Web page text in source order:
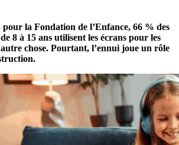
la Fondation de l’Enfance, 66 % des
8 à 15 ans utilisent les écrans pour les
chose. Pourtant, l’ennui joue un rôle